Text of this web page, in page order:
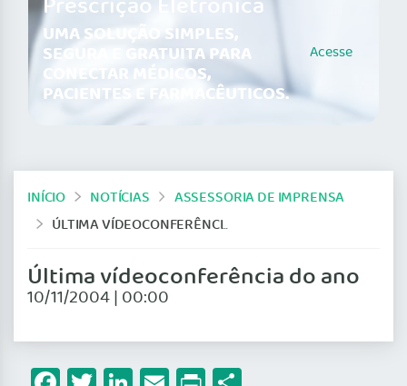
UMA SOLUÇÃO SIMPLES,
SEGURA E GRATUITA PARA
CONECTAR MÉDICOS,
PACIENTES E FARMACÊUTICOS.
Acesse
INÍCIO NOTÍCIAS
ASSESSORIA DE IMPRENSA
ÚLTIMA VÍDEOCONFERÊNCIA DO ANO
Última vídeoconferência do ano
10/11/2004 | 00:00